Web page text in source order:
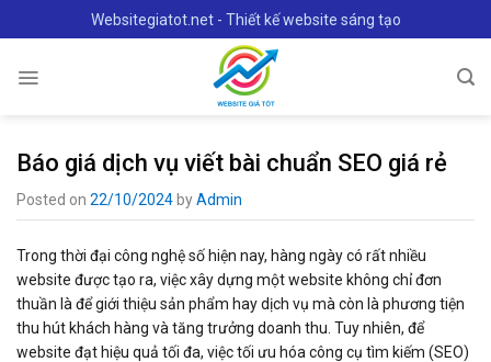
to
Websitegiatot.net - Thiết kế website sáng tạo
Báo giá dịch vụ viết bài chuẩn SEO giá rẻ
Posted on 22/10/2024 byAdmin
Trong thời đại công nghệ số hiện nay, hàng ngày có rất nhiều
website được tạo ra, việc xây dựng một website không chỉ đơn
thuần là để giới thiệu sản phẩm hay dịch vụ mà còn là phương tiện
thu hút khách hàng và tăng trưởng doanh thu. Tuy nhiên, để
website đạt hiệu quả tối đa, việc tối ưu hóa công cụ tìm kiếm (SEO)